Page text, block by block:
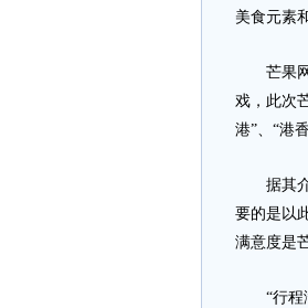
美食元素
芒果网
戏，此次
港”、“港
据其介
要的是以
满意度是
“行程满